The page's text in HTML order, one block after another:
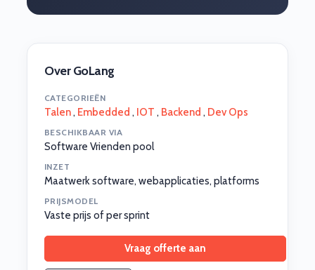
Over GoLang
CATEGORIEËN
Talen , Embedded , IOT , Backend , Dev Ops
BESCHIKBAAR VIA
Software Vrienden pool
INZET
Maatwerk software, webapplicaties, platforms
PRIJSMODEL
Vaste prijs of per sprint
Vraag offerte aan